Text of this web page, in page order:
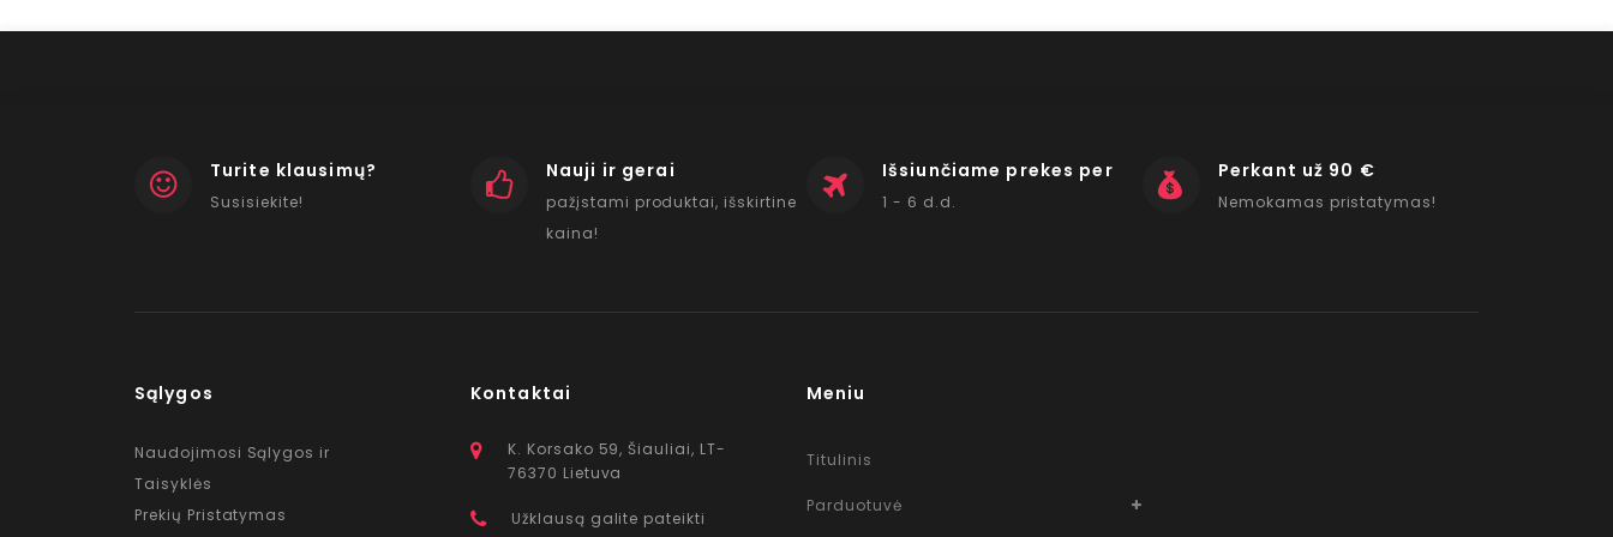
Turite klausimų?
Susisiekite!
Nauji ir gerai
pažįstami produktai, išskirtine
kaina!
Išsiunčiame prekes per
1 - 6 d.d.
Perkant už 90 €
Nemokamas pristatymas!
Sąlygos
Naudojimosi Sąlygos ir
Taisyklės
Prekių Pristatymas
Kontaktai
K. Korsako 59, Šiauliai, LT-
76370 Lietuva
Užklausą galite pateikti
Meniu
Titulinis
Parduotuvė